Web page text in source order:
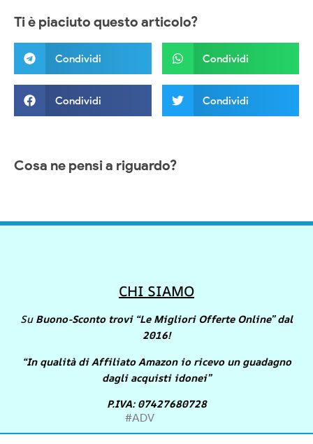
Ti è piaciuto questo articolo?
Condividi Condividi
Condividi Condividi
Cosa ne pensi a riguardo?
CHI SIAMO
SuBuono-Sconto trovi “Le Migliori Offerte Online” dal
2016!
“In qualità di Affiliato Amazon io ricevo un guadagno
dagli acquisti idonei”
P.IVA: 07427680728
#ADV